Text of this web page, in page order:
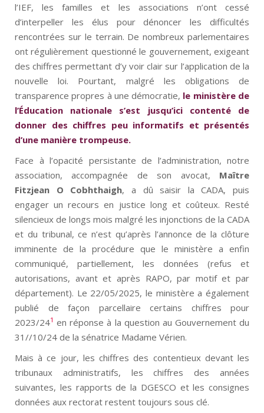
l’IEF, les familles et les associations n’ont cessé
d’interpeller les élus pour dénoncer les difficultés
rencontrées sur le terrain. De nombreux parlementaires
ont régulièrement questionné le gouvernement, exigeant
des chiffres permettant d’y voir clair sur l’application de la
nouvelle loi. Pourtant, malgré les obligations de
transparence propres à une démocratie, le ministère de
l’Éducation nationale
s’est jusqu’ici contenté de
donner des chiffres peu informatifs et présentés
d’une manière trompeuse.
Face à l’opacité persistante de l’administration, notre
association, accompagnée de son avocat, Maître
Fitzjean O Cobhthaigh, a dû saisir la CADA, puis
engager un recours en justice long et coûteux. Resté
silencieux de longs mois malgré les injonctions de la CADA
et du tribunal, ce n’est qu’après l’annonce de la clôture
imminente de la procédure que le ministère a enfin
communiqué, partiellement, les données (refus et
autorisations, avant et après RAPO, par motif et par
département). Le 22/05/2025, le ministère a également
publié de façon parcellaire certains chiffres pour
2023/241 en réponse à la question au Gouvernement du
31//10/24 de la sénatrice Madame Vérien.
Mais à ce jour, les chiffres des contentieux devant les
tribunaux administratifs, les chiffres des années
suivantes, les rapports de la DGESCO et les consignes
données aux rectorat restent toujours sous clé.